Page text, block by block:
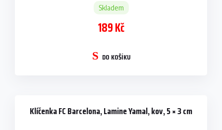
Skladem
189 Kč
DO KOŠÍKU
Klíčenka FC Barcelona, Lamine Yamal, kov, 5 × 3 cm